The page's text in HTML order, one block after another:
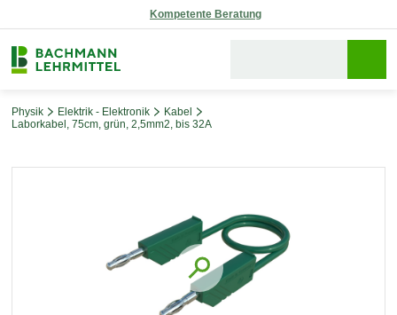
Reparaturservice
Physik Elektrik - Elektronik
Kabel
Laborkabel, 75cm, grün, 2,5mm2, bis 32A